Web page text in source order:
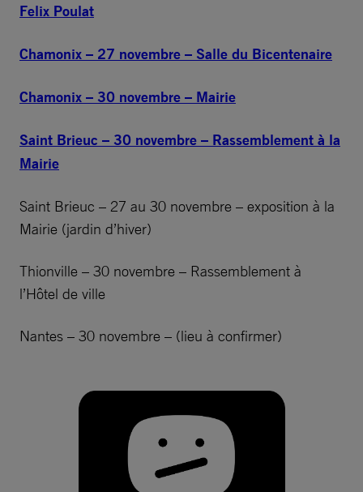
Felix Poulat
Chamonix – 27 novembre – Salle du Bicentenaire
Chamonix – 30 novembre – Mairie
Saint Brieuc – 30 novembre – Rassemblement à la
Mairie
Saint Brieuc – 27 au 30 novembre – exposition à la
Mairie (jardin d’hiver)
Thionville – 30 novembre – Rassemblement à
l’Hôtel de ville
Nantes – 30 novembre – (lieu à confirmer)